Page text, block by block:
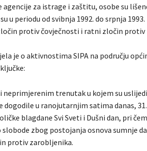
agencije za istrage i zaštitu, osobe su
u periodu od svibnja 1992. do srpnja
protiv čovječnosti i ratni zločin
je o aktivnostima SIPA na području
neprimjerenim trenutak u kojem su
dogodile u ranojutarnjim satima danas,
blagdane Svi Sveti i Dušni dan, pri
slobode zbog postojanja osnova sumnje
protiv zarobljenika.